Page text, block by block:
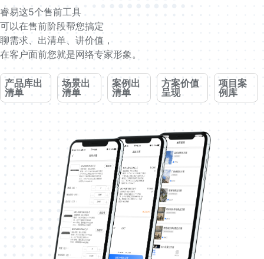
睿易这5个售前工具
可以在售前阶段帮您搞定
聊需求、出清单、讲价值，
在客户面前您就是网络专家形象。
产品库出
清单
场景出
清单
案例出
清单
方案价值
呈现
项目案
例库